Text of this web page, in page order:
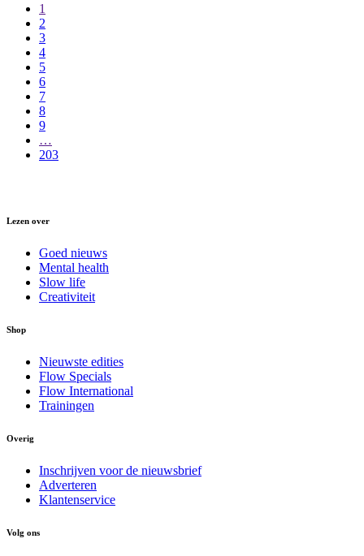
1
2
3
4
5
6
7
8
9
…
203
Lezen over
Goed nieuws
Mental health
Slow life
Creativiteit
Shop
Nieuwste edities
Flow Specials
Flow International
Trainingen
Overig
Inschrijven voor de nieuwsbrief
Adverteren
Klantenservice
Volg ons